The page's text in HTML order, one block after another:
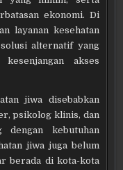
ekonomi. Di
layanan kesehatan
alternatif yang
akses
jiwa disebabkan
psikolog klinis, dan
dengan kebutuhan
jiwa juga belum
berada di kota-kota